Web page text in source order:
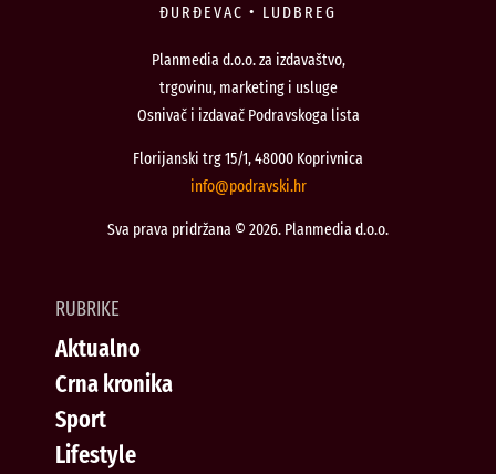
ĐURĐEVAC • LUDBREG
Planmedia d.o.o. za izdavaštvo,
trgovinu, marketing i usluge
Osnivač i izdavač Podravskoga lista
Florijanski trg 15/1, 48000 Koprivnica
rh.iksvardop
@ofni
Sva prava pridržana © 2026. Planmedia d.o.o.
RUBRIKE
Aktualno
Crna kronika
Sport
Lifestyle